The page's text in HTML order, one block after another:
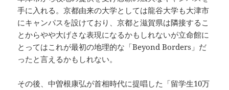
手に入れる。京都由来の大学としては龍谷大学も大津市
にキャンパスを設けており、京都と滋賀県は隣接するこ
とからやや大げさな表現になるかもしれないが立命館に
とってはこれが最初の地理的な「Beyond Borders」だ
ったと言えるかもしれない。
その後、中曽根康弘が首相時代に提唱した「留学生10万